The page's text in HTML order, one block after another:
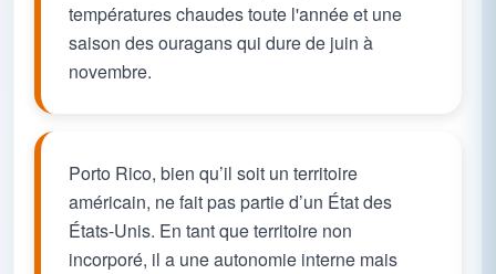
températures chaudes toute l'année et une
saison des ouragans qui dure de juin à
novembre.
Porto Rico, bien qu’il soit un territoire
américain, ne fait pas partie d’un État des
États-Unis. En tant que territoire non
incorporé, il a une autonomie interne mais